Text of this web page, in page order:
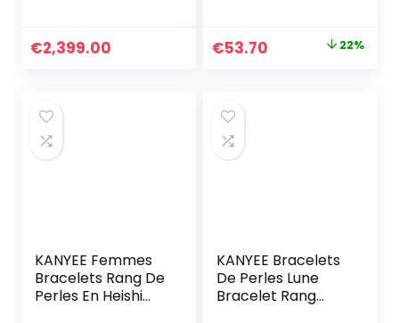
Main D’exquis pour
Les Femmes Filles
€2,399.00
Le
était :
€69.00.
€53.70 22%
KANYEE Femmes
Bracelets Rang De
Perles En Heishi
KANYEE Bracelets
De Perles Lune
Bracelet Rang